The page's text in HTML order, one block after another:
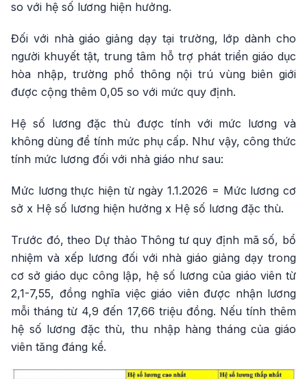
so với hệ số lương hiện hưởng.
Đối với nhà giáo giảng dạy tại trường, lớp dành cho
người khuyết tật, trung tâm hỗ trợ phát triển giáo dục
hòa nhập, trường phổ thông nội trú vùng biên giới
được cộng thêm 0,05 so với mức quy định.
Hệ số lương đặc thù được tính với mức lương và
không dùng để tính mức phụ cấp. Như vậy, công thức
tính mức lương đối với nhà giáo như sau:
Mức lương thực hiện từ ngày 1.1.2026 = Mức lương cơ
sở x Hệ số lương hiện hưởng x Hệ số lương đặc thù.
Trước đó, theo Dự thảo Thông tư quy định mã số, bổ
nhiệm và xếp lương đối với nhà giáo giảng dạy trong
cơ sở giáo dục công lập, hệ số lương của giáo viên từ
2,1-7,55, đồng nghĩa việc giáo viên được nhận lương
mỗi tháng từ 4,9 đến 17,66 triệu đồng. Nếu tính thêm
hệ số lương đặc thù, thu nhập hàng tháng của giáo
viên tăng đáng kể.